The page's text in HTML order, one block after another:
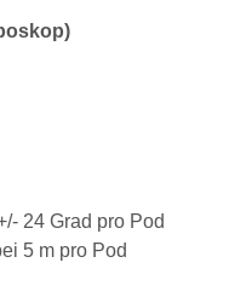
24 Grad pro Pod
5 m pro Pod